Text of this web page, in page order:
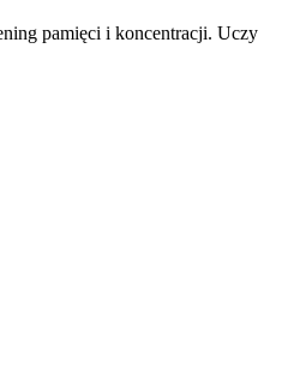
pamięci i koncentracji. Uczy